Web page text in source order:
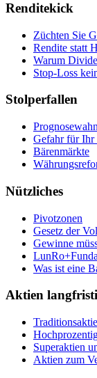
Renditekick
Züchten Sie
Rendite statt
Warum
Stop-Loss
Stolperfallen
Gefahr für Ihr
Bärenmärkte
Nützliches
Pivotzonen
Gesetz der
Gewinne
Was ist eine
Aktien
Superaktien
Aktien zum